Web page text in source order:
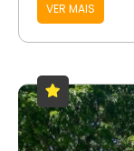
VER MAIS